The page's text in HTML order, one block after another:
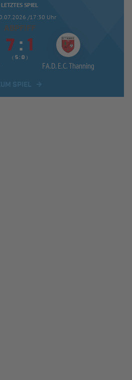
LETZTES SPIEL
/17:30 Uhr
ABPFIFF
 : 
( :  )
FA.D. E.C. Thanning